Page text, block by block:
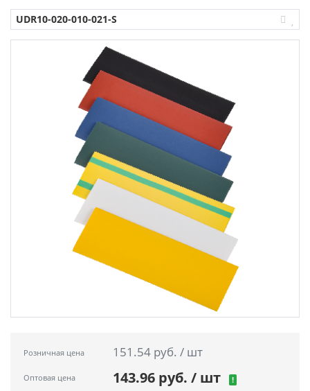
UDR10-020-010-021-S
Розничная цена 151.54 руб. / шт
Оптовая цена 143.96 руб. / шт !